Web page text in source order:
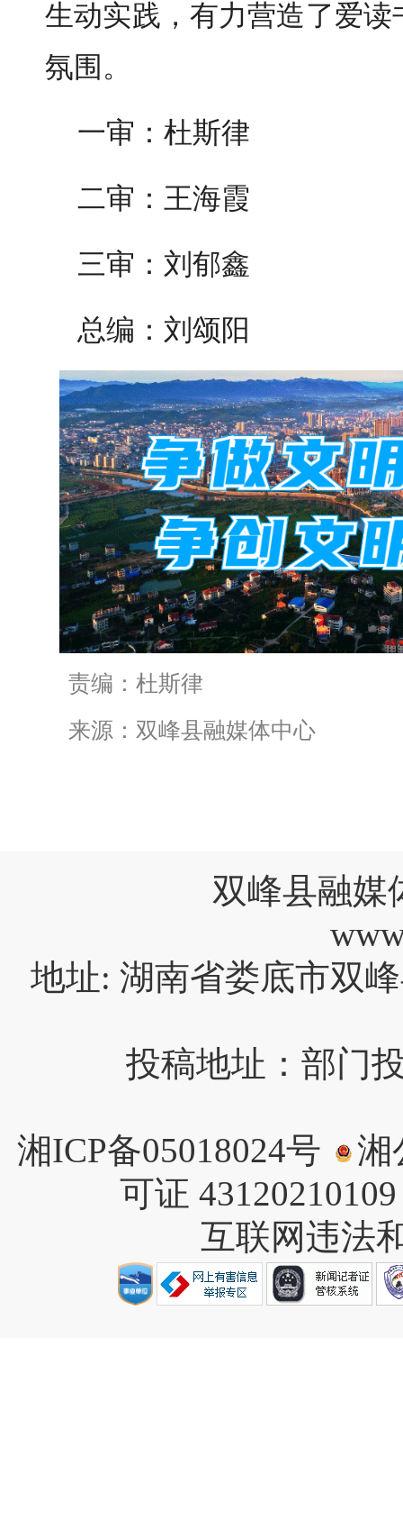
生动实践，有力营造了爱
氛围。
一审：杜斯律
二审：王海霞
三审：刘郁鑫
总编：刘颂阳
责编：杜斯律
来源：双峰县融媒体中心
双峰县融媒
地址: 湖南省娄底市双
投稿地址：部门
湘ICP备05018024号
湘
可证
互联网违法